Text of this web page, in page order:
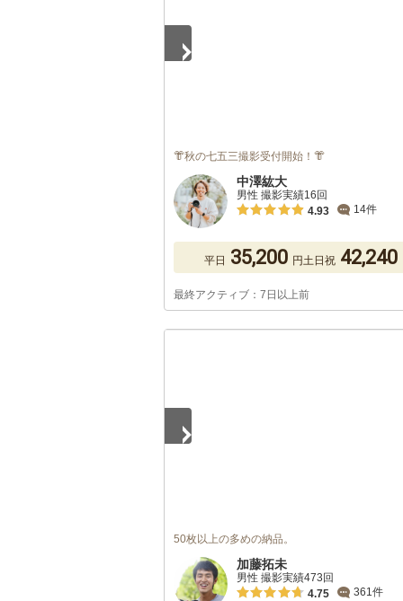
👘秋の七五三撮影受付開始！👘
中澤紘大
男性 撮影実績16回
4.93
14件
平日 35,200 円土日祝 42,240
最終アクティブ：7日以上前
50枚以上の多めの納品。
加藤拓未
男性 撮影実績473回
4.75
361件